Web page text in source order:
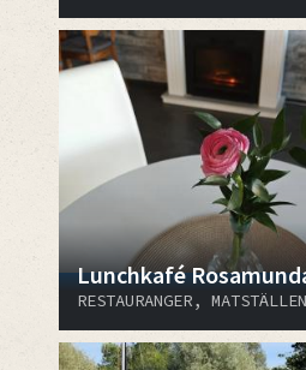
Lunchkafé
RESTAURANGER,